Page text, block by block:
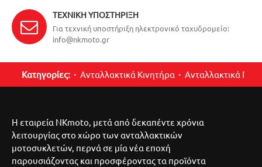
ΤΕΧΝΙΚΉ ΥΠΟΣΤΉΡΙΞΗ
Για τεχνική υποστήριξη ηλεκτρονικό ταχυδρομείο:
info@nkmoto.gr
Κατηγορίες: Ανταλλακτικά Κινητήρα Ανταλλακτικά
Η εταιρεία NKmoto, μετά από δεκαπέντε χρόνια
λειτουργίας στο χώρο των ανταλλακτικών
μοτοσυκλετών, περνά σε μία νέα εποχή
παρουσιάζοντας και προσφέροντας τα προϊόντα